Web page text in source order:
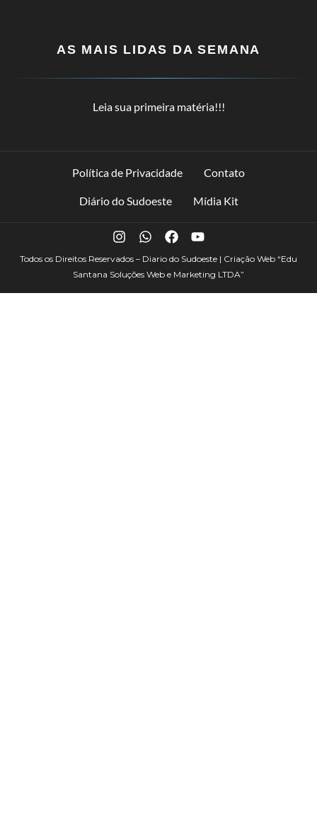
AS MAIS LIDAS DA SEMANA
Leia sua primeira matéria!!!
Política de Privacidade Contato
Diário do Sudoeste Mídia Kit
Todos os Direitos Reservados – Diario do Sudoeste | Criação Web “Edu
Santana Soluções Web e Marketing LTDA”